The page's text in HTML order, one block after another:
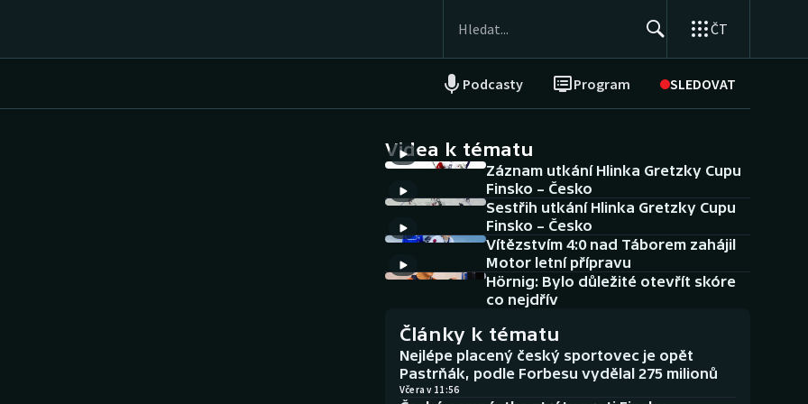
ČT
Podcasty Program SLEDOVAT
NEPŘEHLÉDNĚTE
Historické návraty
Aplikace ČT sport
AZ kvíz
Videa k tématu
Záznam utkání Hlinka Gretzky Cupu
Finsko – Česko
Sestřih utkání Hlinka Gretzky Cupu
Finsko – Česko
Vítězstvím 4:0 nad Táborem zahájil
Motor letní přípravu
Hörnig: Bylo důležité otevřít skóre
co nejdřív
Články k tématu
Nejlépe placený český sportovec je opět
Pastrňák, podle Forbesu vydělal 275 milionů
Včera v 11:56